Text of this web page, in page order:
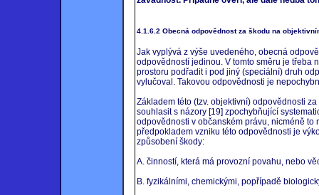
4.1.6.2 Obecná odpovědnost za škodu na
Jak vyplývá z výše uvedeného, obecná
odpovědností jedinou. V tomto směru je třeba
prostoru podřadit i pod jiný (speciální) druh
vylučoval. Takovou odpovědnosti je
Základem této (tzv. objektivní) odpovědnosti
souhlasit s názory [19] zpochybňující
odpovědnosti v občanském právu, nicméně
předpokladem vzniku této odpovědnosti je
způsobení škody:
A. činností, která má provozní povahu, nebo
B. fyzikálními, chemickými, popřípadě